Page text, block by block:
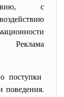
с
Реклама
поступки
поведения.